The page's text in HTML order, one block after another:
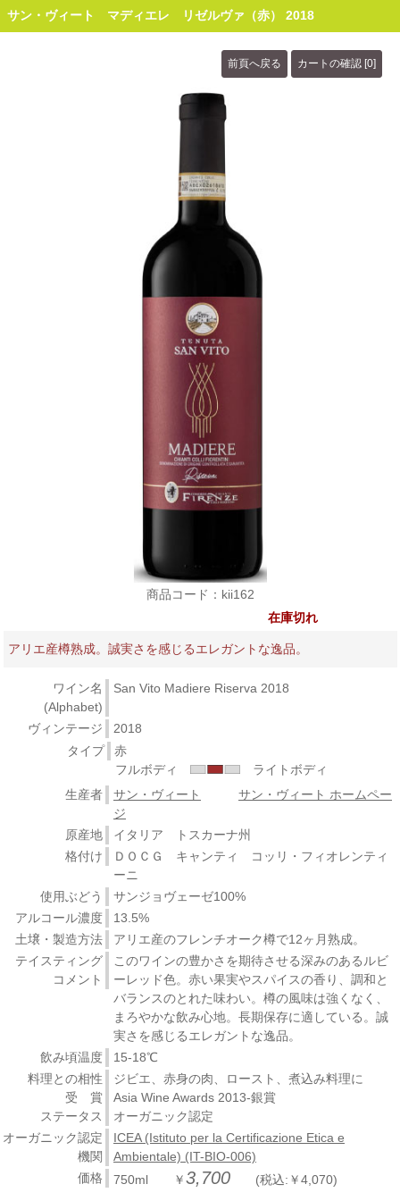
サン・ヴィート マディエレ リゼルヴァ（赤） 2018
商品コード：kii162
在庫切れ
アリエ産樽熟成。誠実さを感じるエレガントな逸品。
ワイン名
(Alphabet)
San Vito Madiere Riserva 2018
ヴィンテージ
2018
タイプ
赤
フルボディ
ライトボディ
生産者
サン・ヴィート
サン・ヴィート ホームペー
ジ
原産地
イタリア トスカーナ州
格付け
ＤＯＣＧ キャンティ コッリ・フィオレンティ
ーニ
使用ぶどう
サンジョヴェーゼ100%
アルコール濃度
13.5%
土壌・製造方法
アリエ産のフレンチオーク樽で12ヶ月熟成。
テイスティング
コメント
このワインの豊かさを期待させる深みのあるルビ
ーレッド色。赤い果実やスパイスの香り、調和と
バランスのとれた味わい。樽の風味は強くなく、
まろやかな飲み心地。長期保存に適している。誠
実さを感じるエレガントな逸品。
飲み頃温度
15-18℃
料理との相性
ジビエ、赤身の肉、ロースト、煮込み料理に
受 賞
Asia Wine Awards 2013-銀賞
ステータス
オーガニック認定
オーガニック認定
機関
ICEA (Istituto per la Certificazione Etica e
Ambientale) (IT-BIO-006)
価格
750ml ￥3,700 (税込:￥4,070)